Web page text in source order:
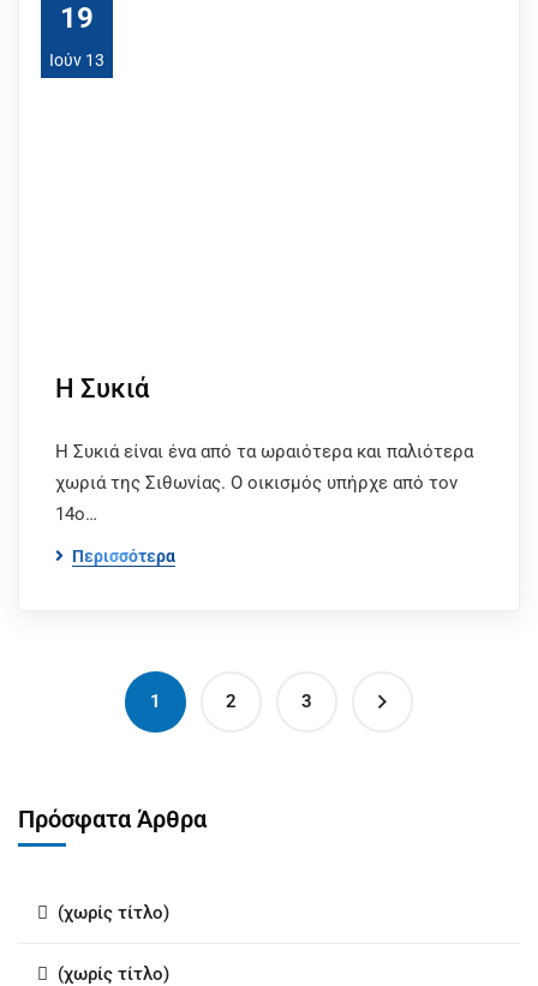
19
Ιούν 13
Η Συκιά
Η Συκιά είναι ένα από τα ωραιότερα και παλιότερα
χωριά της Σιθωνίας. Ο οικισμός υπήρχε από τον
14ο…
Περισσότερα
1 2 3
Πρόσφατα Άρθρα
(χωρίς τίτλο)
(χωρίς τίτλο)